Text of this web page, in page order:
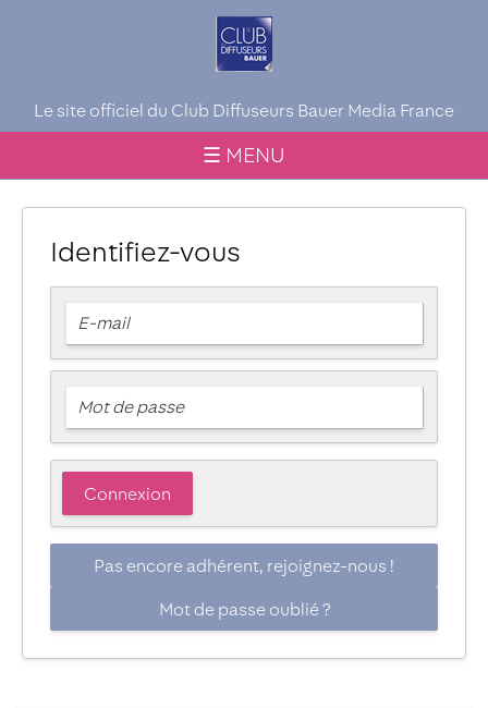
Le site officiel du Club Diffuseurs Bauer Media France
☰ MENU
Identifiez-vous
Pas encore adhérent, rejoignez-nous !
Mot de passe oublié ?